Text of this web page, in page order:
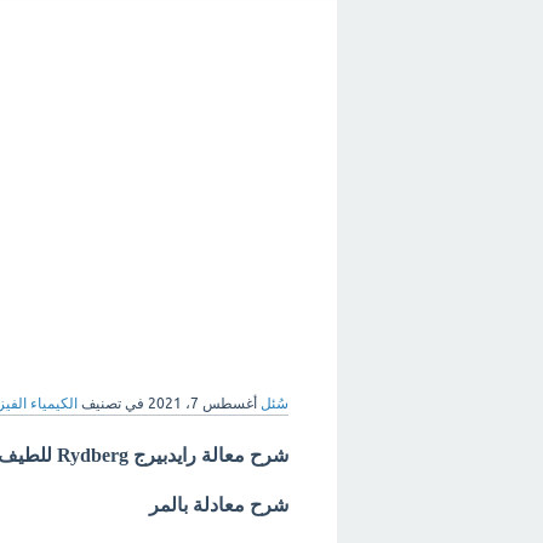
سُئل أغسطس 7، 2021 في تصنيف الكيمياء
شرح معالة رايدبيرج Rydberg للطيف الذري؟
شرح معادلة بالمر